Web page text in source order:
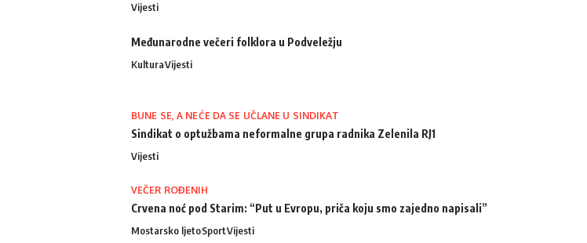
Vijesti
Međunarodne večeri folklora u Podveležju
KulturaVijesti
BUNE SE, A NEĆE DA SE UČLANE U SINDIKAT
Sindikat o optužbama neformalne grupa radnika Zelenila RJ1
Vijesti
VEČER ROĐENIH
Crvena noć pod Starim: “Put u Evropu, priča koju smo zajedno napisali”
Mostarsko ljetoSportVijesti